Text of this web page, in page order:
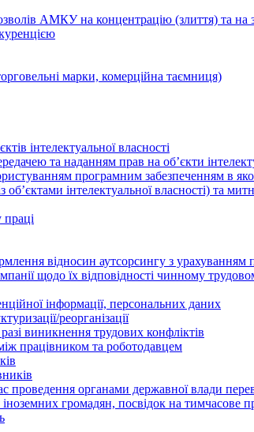
АМКУ на концентрацію (злиття) та на
марки, комерційна таємниця)
інтелектуальної власності
та наданням прав на об’єкти
програмним забезпеченням в
об’єктами інтелектуальної власності) та
праці
відносин аутсорсингу з урахуванням
щодо їх відповідності чинному
інформації, персональних даних
реорганізації
виникнення трудових конфліктів
працівником та роботодавцем
проведення органами державної влади
громадян, посвідок на тимчасове